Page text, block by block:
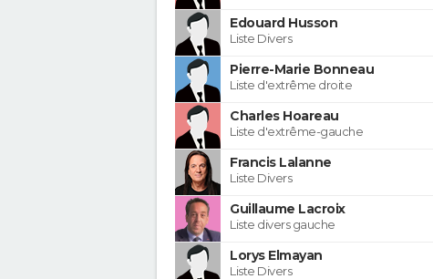
Edouard Husson
Liste Divers
Pierre-Marie Bonneau
Liste d'extrême droite
Charles Hoareau
Liste d'extrême-gauche
Francis Lalanne
Liste Divers
Guillaume Lacroix
Liste divers gauche
Lorys Elmayan
Liste Divers